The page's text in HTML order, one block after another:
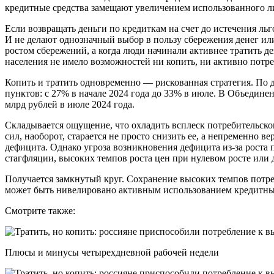
кредитные средства замещают увеличением использованного
Если возвращать деньги по кредиткам на счет до истечения
И не делают однозначный выбор в пользу сбережения денег
ростом сбережений, а когда люди начинали активнее тратить
населения не имело возможностей ни копить, ни активно
Копить и тратить одновременно — рискованная стратегия.
пунктов: с 27% в начале 2024 года до 33% в июле. В
млрд рублей в июле 2024 года.
Складывается ощущение, что охладить всплеск
сил, наоборот, старается не просто снизить ее, а непременно
дефицита. Однако угроза возникновения дефицита из-за
стагфляции, высоких темпов роста цен при нулевом росте
Получается замкнутый круг. Сохранение высоких темпов
может быть нивелировано активным использованием
Смотрите также:
Плюсы и минусы четырехдневной рабочей недели